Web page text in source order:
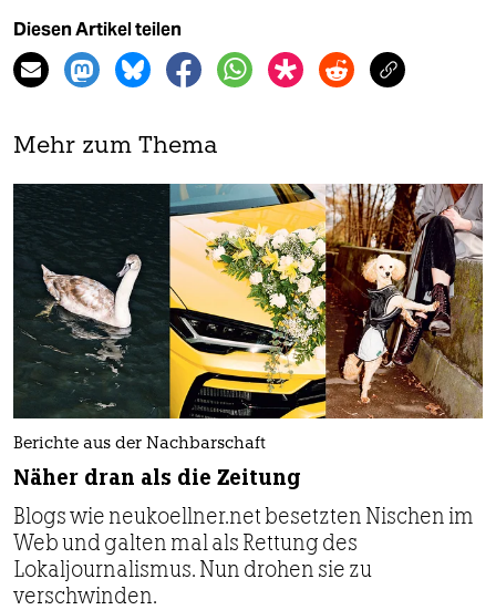
Diesen Artikel teilen
Mehr zum Thema
Berichte aus der Nachbarschaft
Näher dran als die Zeitung
Blogs wie neukoellner.net besetzten Nischen im
Web und galten mal als Rettung des
Lokaljournalismus. Nun drohen sie zu
verschwinden.